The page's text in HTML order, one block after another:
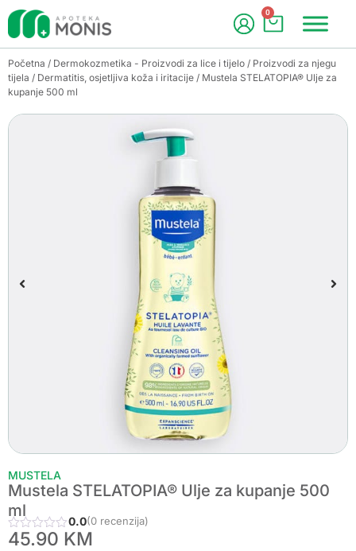
0
Početna / Dermokozmetika - Proizvodi za lice i tijelo / Proizvodi za njegu
tijela / Dermatitis, osjetljiva koža i iritacije / Mustela STELATOPIA® Ulje za
kupanje 500 ml
MUSTELA
Mustela STELATOPIA® Ulje za kupanje 500
ml
0.0(0 recenzija)
45.90 KM